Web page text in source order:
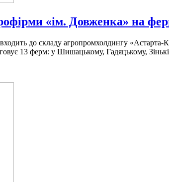
«ім. Довженка» на
до складу агропромхолдингу
13 ферм: у Шишацькому, Гадяцькому,